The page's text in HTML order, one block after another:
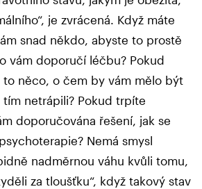
je zvrácená. Když máte
snad někdo, abyste to prostě
vám doporučí léčbu? Pokud
to něco, o čem by vám mělo být
netrápili? Pokud trpíte
doporučována řešení, jak se
Nemá smysl
nadměrnou váhu kvůli tomu,
za tloušťku“, když takový stav